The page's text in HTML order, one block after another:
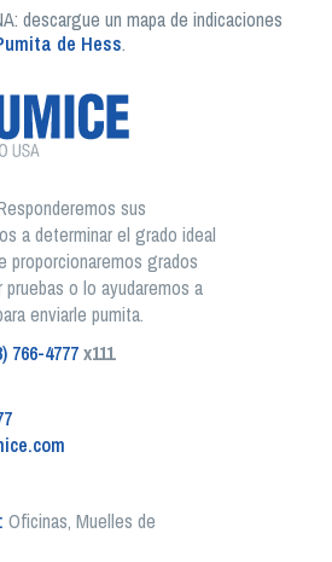
descargue un mapa de indicaciones
de Hess.
sus
a determinar el grado ideal
proporcionaremos grados
o lo ayudaremos a
enviarle pumita.
766-4777x111
Oficinas, Muelles de